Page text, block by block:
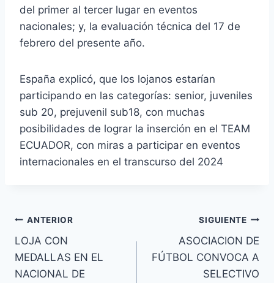
del primer al tercer lugar en eventos
nacionales; y, la evaluación técnica del 17 de
febrero del presente año.
España explicó, que los lojanos estarían
participando en las categorías: senior, juveniles
sub 20, prejuvenil sub18, con muchas
posibilidades de lograr la inserción en el TEAM
ECUADOR, con miras a participar en eventos
internacionales en el transcurso del 2024
ANTERIOR
LOJA CON
MEDALLAS EN EL
NACIONAL DE
SIGUIENTE
ASOCIACION DE
FÚTBOL CONVOCA A
SELECTIVO